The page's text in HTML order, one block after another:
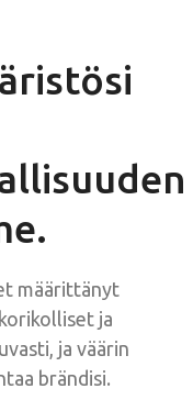
määrittänyt
ja
ja väärin
brändisi.